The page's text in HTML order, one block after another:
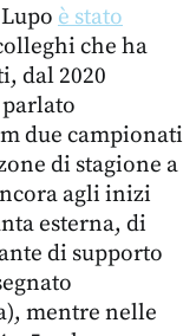
è stato
che ha
dal 2020
due campionati
di stagione a
agli inizi
esterna, di
di supporto
mentre nelle